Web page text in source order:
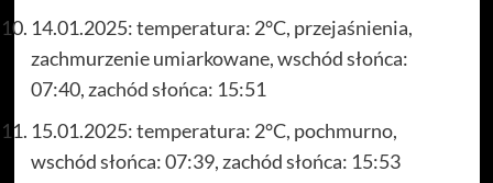
14.01.2025: temperatura: 2°C, przejaśnienia,
zachmurzenie umiarkowane, wschód słońca:
07:40, zachód słońca: 15:51
15.01.2025: temperatura: 2°C, pochmurno,
wschód słońca: 07:39, zachód słońca: 15:53